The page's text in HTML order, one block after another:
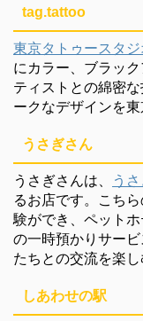
tag.tattoo
東京タトゥースタジ
にカラー、ブラッ
ティストとの綿密
ークなデザインを東
うさぎさん
うさぎさんは、 う
るお店です。こち
験ができ、ペット
の一時預かりサー
たちとの交流を楽
しあわせの駅